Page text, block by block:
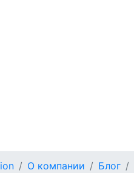
О компании Блог